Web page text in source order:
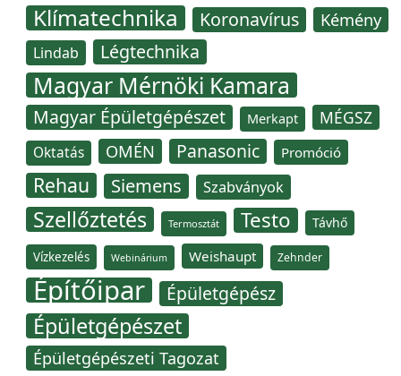
Klímatechnika Koronavírus Kémény
Lindab Légtechnika
Magyar Mérnöki Kamara
Magyar Épületgépészet Merkapt MÉGSZ
Oktatás OMÉN Panasonic Promóció
Rehau Siemens Szabványok
Szellőztetés Termosztát Testo Távhő
Vízkezelés Webinárium Weishaupt Zehnder
Építőipar Épületgépész
Épületgépészet
Épületgépészeti Tagozat